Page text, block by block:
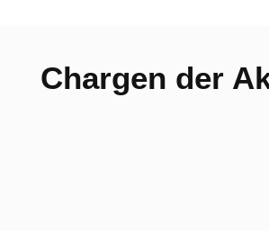
Chargen der